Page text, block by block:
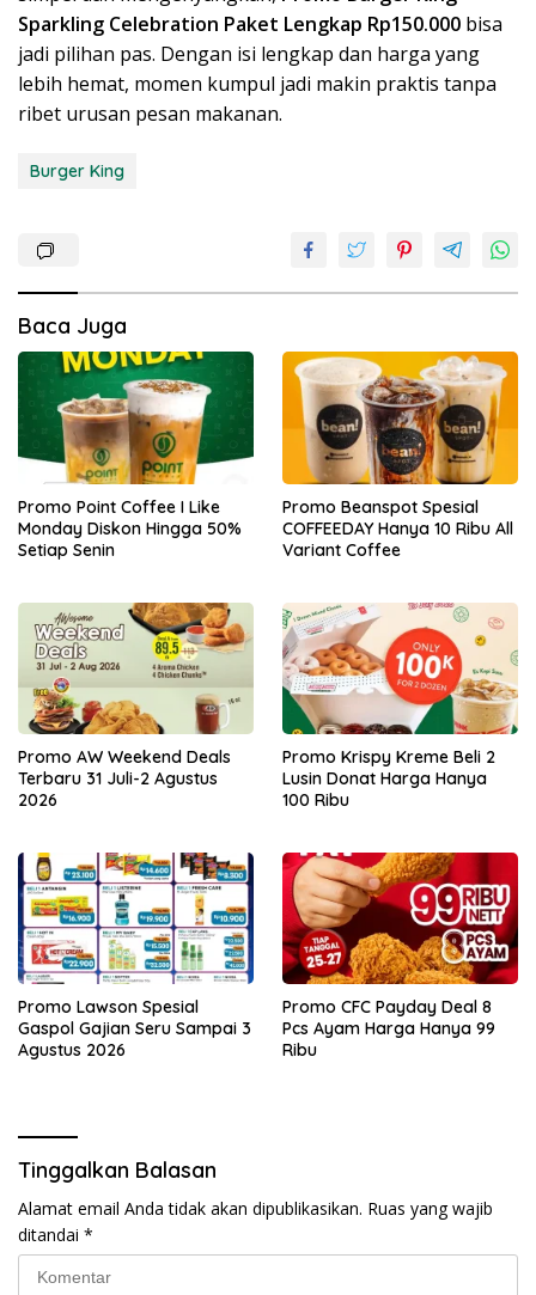
Sparkling Celebration Paket Lengkap Rp150.000 bisa
jadi pilihan pas. Dengan isi lengkap dan harga yang
lebih hemat, momen kumpul jadi makin praktis tanpa
ribet urusan pesan makanan.
Burger King
Baca Juga
Promo Point Coffee I Like
Monday Diskon Hingga 50%
Setiap Senin
Promo Beanspot Spesial
COFFEEDAY Hanya 10 Ribu All
Variant Coffee
Promo AW Weekend Deals
Terbaru 31 Juli-2 Agustus
2026
Promo Krispy Kreme Beli 2
Lusin Donat Harga Hanya
100 Ribu
Promo Lawson Spesial
Gaspol Gajian Seru Sampai 3
Agustus 2026
Promo CFC Payday Deal 8
Pcs Ayam Harga Hanya 99
Ribu
Tinggalkan Balasan
Alamat email Anda tidak akan dipublikasikan. Ruas yang wajib
ditandai *